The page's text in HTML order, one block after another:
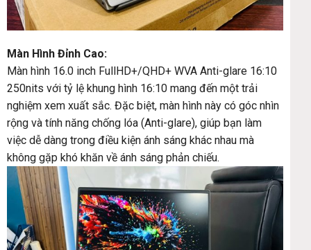
Màn Hình Đỉnh Cao:
Màn hình 16.0 inch FullHD+/QHD+ WVA Anti-glare 16:10
250nits với tỷ lệ khung hình 16:10 mang đến một trải
nghiệm xem xuất sắc. Đặc biệt, màn hình này có góc nhìn
rộng và tính năng chống lóa (Anti-glare), giúp bạn làm
việc dễ dàng trong điều kiện ánh sáng khác nhau mà
không gặp khó khăn về ánh sáng phản chiếu.